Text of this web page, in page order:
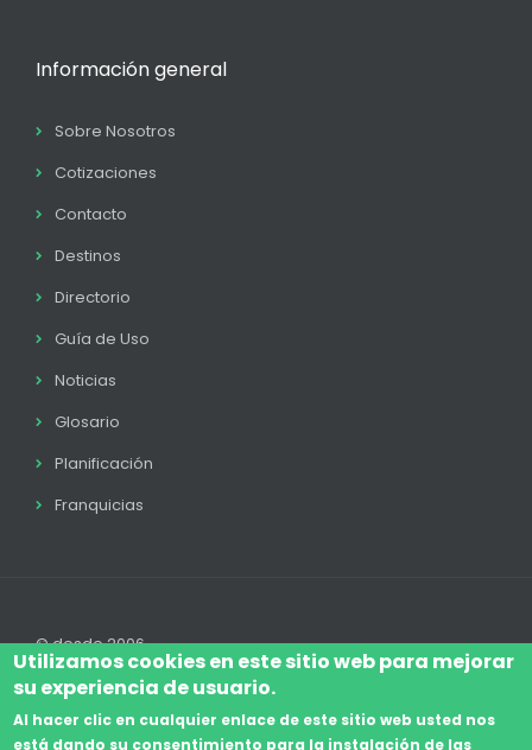
Información general
Sobre Nosotros
Cotizaciones
Contacto
Destinos
Directorio
Guía de Uso
Noticias
Glosario
Planificación
Franquicias
© desde 2006
Utilizamos cookies en este sitio web para mejorar
su experiencia de usuario.
Al hacer clic en cualquier enlace de este sitio web usted nos
está dando su consentimiento para la instalación de las